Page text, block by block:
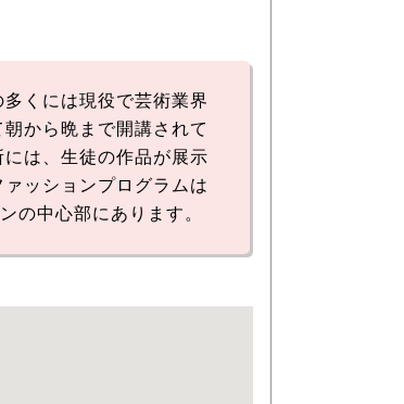
くには現役で芸術業界
から晩まで開講されて
は、生徒の作品が展示
ッションプログラムは
の中心部にあります。